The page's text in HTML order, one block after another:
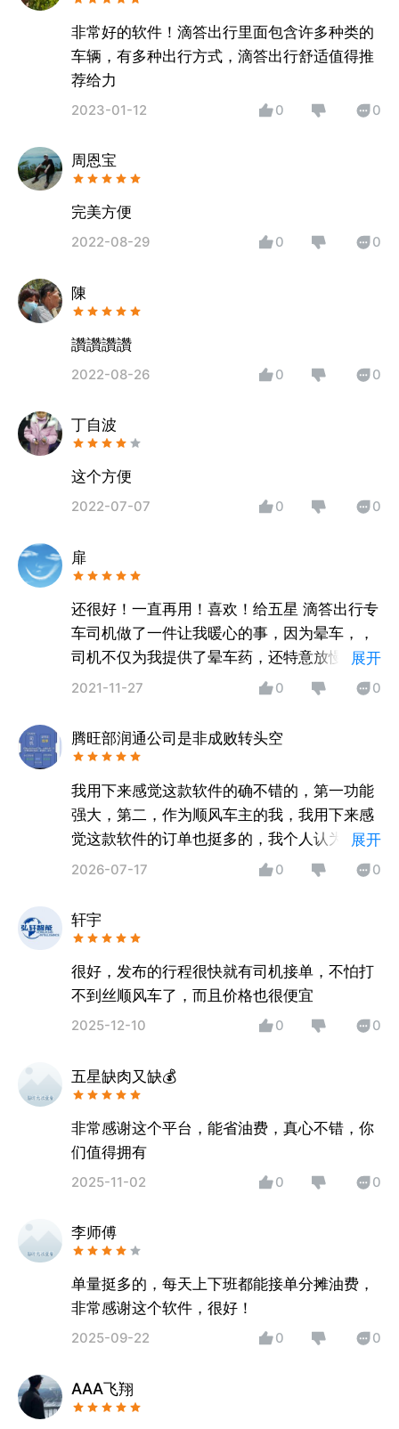
非常好的软件！滴答出行里面包含许多种类的
车辆，有多种出行方式，滴答出行舒适值得推
荐给力
2023-01-12 0 0
周恩宝
完美方便
2022-08-29 0 0
陳
讚讚讚讚
2022-08-26 0 0
丁自波
这个方便
2022-07-07 0 0
扉
还很好！一直再用！喜欢！给五星 滴答出行专
车司机做了一件让我暖心的事，因为晕车，，
司机不仅为我提供了晕车药，还特意放慢了速
度，一路上都在跟我聊天分散我的注意力，还
神吴彦祖，现在还记忆犹新
展开
2021-11-27 0 0
腾旺部润通公司是非成败转头空
我用下来感觉这款软件的确不错的，第一功能
强大，第二，作为顺风车主的我，我用下来感
觉这款软件的订单也挺多的，我个人认为是一
款非常不错的顺风车软件。
展开
2026-07-17 0 0
轩宇
很好，发布的行程很快就有司机接单，不怕打
不到丝顺风车了，而且价格也很便宜
2025-12-10 0 0
五星缺肉又缺💰
非常感谢这个平台，能省油费，真心不错，你
们值得拥有
2025-11-02 0 0
李师傅
单量挺多的，每天上下班都能接单分摊油费，
非常感谢这个软件，很好！
2025-09-22 0 0
AAA飞翔